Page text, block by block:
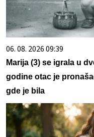
06. 08. 2026 09:39
Marija (3) se igrala u
godine otac je
gde je bila